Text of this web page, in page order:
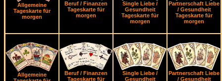
Allgemeine
Tageskarte für
morgen
Beruf / Finanzen
Tageskarte für
morgen
Single Liebe /
Gesundheit
Tageskarte für
morgen
Partnerschaft Liebe
/ Gesundheit
Tageskarte für
morgen
Allgemeine
Beruf / Finanzen
Tageskarte für
Single Liebe /
Gesundheit
Partnerschaft Liebe
/ Gesundheit